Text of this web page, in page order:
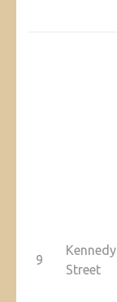
9
Kennedy
Street